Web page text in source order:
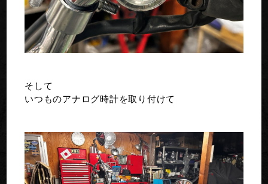
そして
いつものアナログ時計を取り付けて